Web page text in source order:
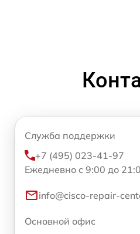
Служба поддержки
+7 (495) 023-41-97
Ежедневно с 9:00 до
info@cisco-repair-
Основной офис